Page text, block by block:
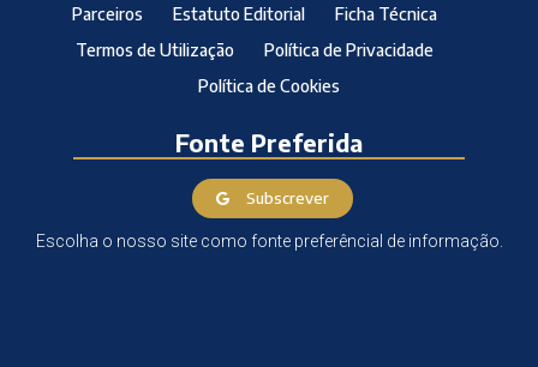
Parceiros Estatuto Editorial
Ficha Técnica
Termos de Utilização
Política de Privacidade
Política de Cookies
Fonte Preferida
Subscrever
Escolha o nosso site como fonte preferêncial de informação.